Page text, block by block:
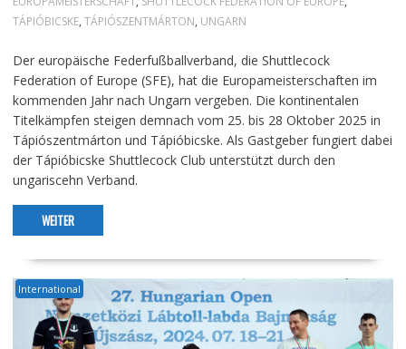
TÁPIÓBICSKE, TÁPIÓSZENTMÁRTON, UNGARN
Der europäische Federfußballverband, die Shuttlecock
Federation of Europe (SFE), hat die Europameisterschaften im
kommenden Jahr nach Ungarn vergeben. Die kontinentalen
Titelkämpfen steigen demnach vom 25. bis 28 Oktober 2025 in
Tápiószentmárton und Tápióbicske. Als Gastgeber fungiert dabei
der Tápióbicske Shuttlecock Club unterstützt durch den
ungariscehn Verband.
WEITER
International